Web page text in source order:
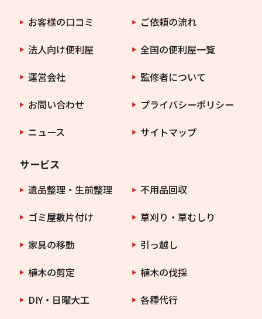
お客様の口コミ
ご依頼の流れ
法人向け便利屋
全国の便利屋一覧
運営会社
監修者について
お問い合わせ
プライバシーポリシー
ニュース
サイトマップ
サービス
遺品整理・生前整理
不用品回収
ゴミ屋敷片付け
草刈り・草むしり
家具の移動
引っ越し
植木の剪定
植木の伐採
DIY・日曜大工
各種代行